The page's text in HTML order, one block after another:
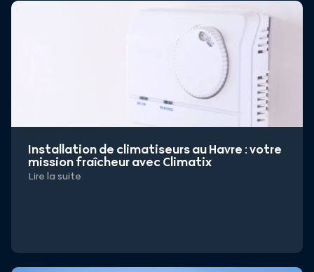
Installation de climatiseurs au Havre : votre
mission fraîcheur avec Climatix
Lire la suite